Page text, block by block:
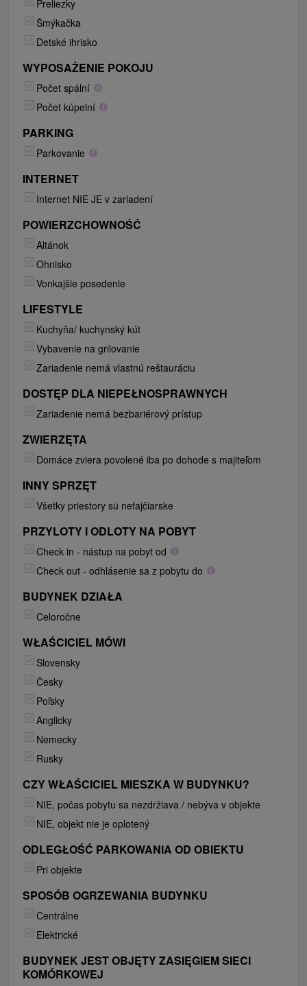
Preliezky
Šmýkačka
Detské ihrisko
WYPOSAŻENIE POKOJU
Počet spální
Počet kúpelní
PARKING
Parkovanie
INTERNET
Internet NIE JE v zariadení
POWIERZCHOWNOŚĆ
Altánok
Ohnisko
Vonkajšie posedenie
LIFESTYLE
Kuchyňa/ kuchynský kút
Vybavenie na grilovanie
Zariadenie nemá vlastnú reštauráciu
DOSTĘP DLA NIEPEŁNOSPRAWNYCH
Zariadenie nemá bezbariérový prístup
ZWIERZĘTA
Domáce zviera povolené iba po dohode s majiteľom
INNY SPRZĘT
Všetky priestory sú nefajčiarske
PRZYLOTY I ODLOTY NA POBYT
Check in - nástup na pobyt od
Check out - odhlásenie sa z pobytu do
BUDYNEK DZIAŁA
Celoročne
WŁAŚCICIEL MÓWI
Slovensky
Česky
Poľsky
Anglicky
Nemecky
Rusky
CZY WŁAŚCICIEL MIESZKA W BUDYNKU?
NIE, počas pobytu sa nezdržiava / nebýva v objekte
NIE, objekt nie je oplotený
ODLEGŁOŚĆ PARKOWANIA OD OBIEKTU
Pri objekte
SPOSÓB OGRZEWANIA BUDYNKU
Centrálne
Elektrické
BUDYNEK JEST OBJĘTY ZASIĘGIEM SIECI
KOMÓRKOWEJ